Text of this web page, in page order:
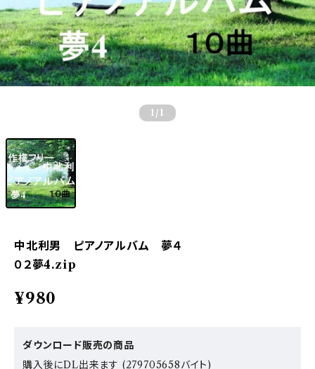
1 /1
中北利男 ピアノアルバム 夢４
０２夢4.zip
¥980
ダウンロード販売の商品
購入後にDL出来ます (279705658バイト)